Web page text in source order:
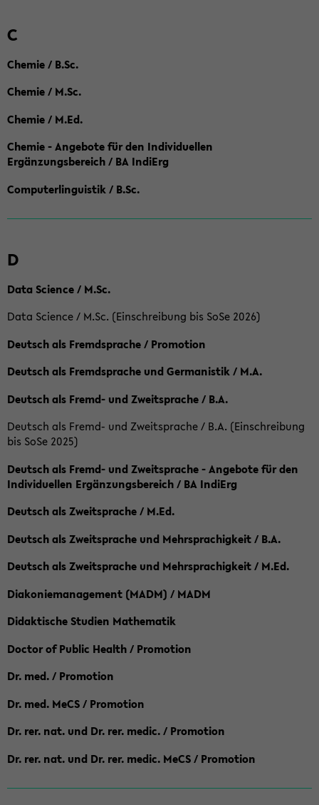
C
Chemie / B.Sc.
Chemie / M.Sc.
Chemie / M.Ed.
Chemie - Angebote für den Individuellen
Ergänzungsbereich / BA IndiErg
Computerlinguistik / B.Sc.
D
Data Science / M.Sc.
Data Science / M.Sc. (Einschreibung bis SoSe 2026)
Deutsch als Fremdsprache / Promotion
Deutsch als Fremdsprache und Germanistik / M.A.
Deutsch als Fremd- und Zweitsprache / B.A.
Deutsch als Fremd- und Zweitsprache / B.A. (Einschreibung
bis SoSe 2025)
Deutsch als Fremd- und Zweitsprache - Angebote für den
Individuellen Ergänzungsbereich / BA IndiErg
Deutsch als Zweitsprache / M.Ed.
Deutsch als Zweitsprache und Mehrsprachigkeit / B.A.
Deutsch als Zweitsprache und Mehrsprachigkeit / M.Ed.
Diakoniemanagement (MADM) / MADM
Didaktische Studien Mathematik
Doctor of Public Health / Promotion
Dr. med. / Promotion
Dr. med. MeCS / Promotion
Dr. rer. nat. und Dr. rer. medic. / Promotion
Dr. rer. nat. und Dr. rer. medic. MeCS / Promotion